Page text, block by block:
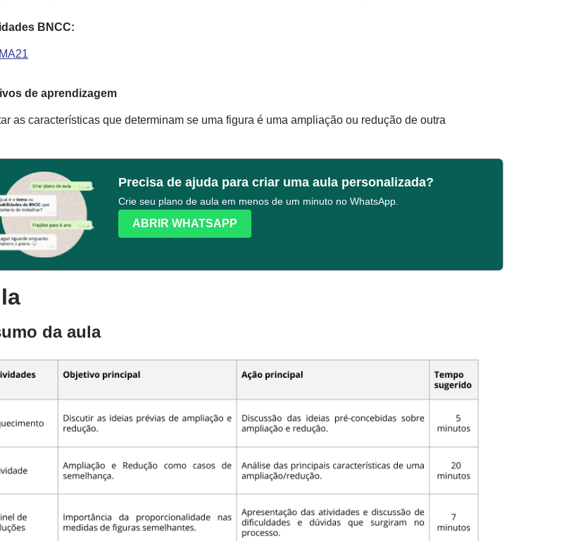
BNCC:
de aprendizagem
as características que determinam se uma figura é uma ampliação ou redução de outra
Precisa de ajuda para criar uma aula personalizada?
Crie seu plano de aula em menos de um minuto no WhatsApp.
ABRIR WHATSAPP
da aula